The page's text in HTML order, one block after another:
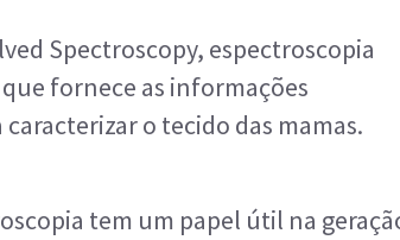
Spectroscopy, espectroscopia
fornece as informações
o tecido das mamas.
tem um papel útil na